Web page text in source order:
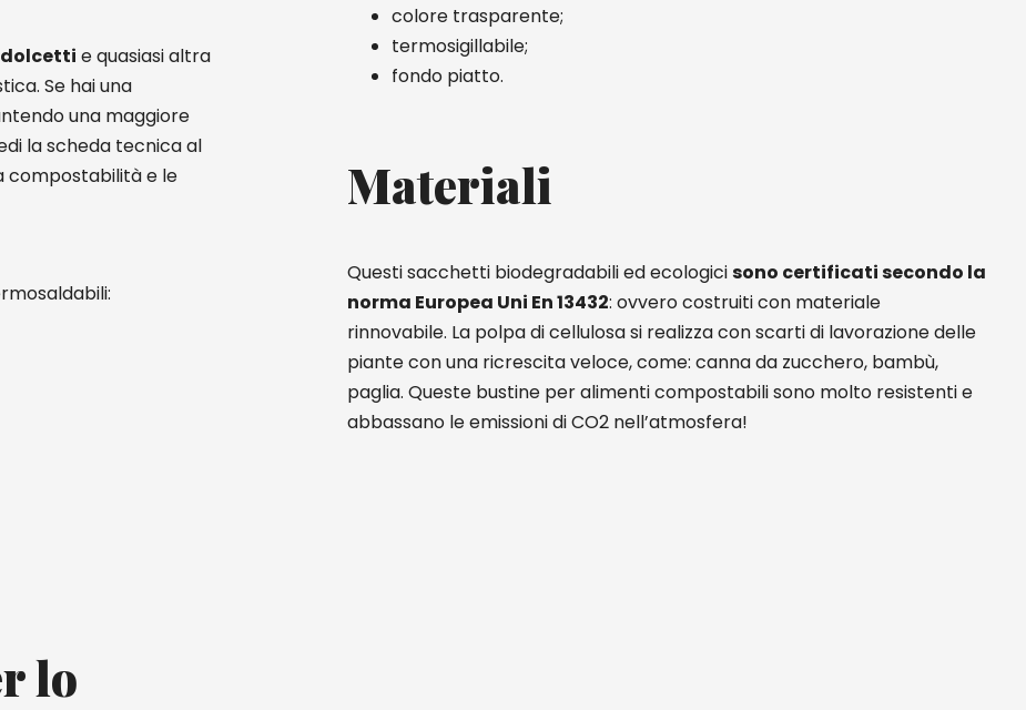
dolcetti e quasiasi altra
Se hai una
una maggiore
la scheda tecnica al
compostabilità e le
lo
colore trasparente;
termosigillabile;
fondo piatto.
Materiali
Questi sacchetti biodegradabili ed ecologicisono certificati secondo la
norma Europea Uni En 13432: ovvero costruiti con materiale
rinnovabile. La polpa di cellulosa si realizza con scarti di lavorazione delle
piante con una ricrescita veloce, come: canna da zucchero, bambù,
paglia. Queste bustine per alimenti compostabili sono molto resistenti e
abbassano le emissioni di CO2 nell’atmosfera!